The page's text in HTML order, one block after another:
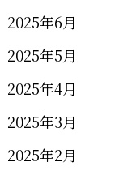
2025年6月
2025年5月
2025年4月
2025年3月
2025年2月